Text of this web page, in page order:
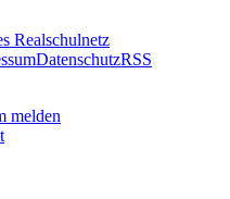
Realschulnetz
DatenschutzRSS
melden